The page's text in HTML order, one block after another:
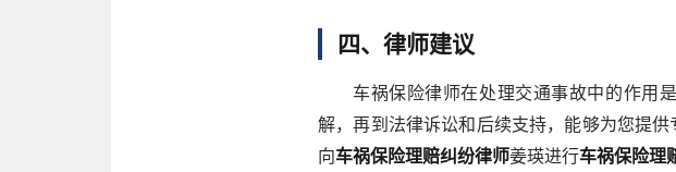
四、律师建议
车祸保险律师在处理交通事故中的作
解，再到法律诉讼和后续支持，能够为您提
向车祸保险理赔纠纷律师姜瑛进行车祸保险理